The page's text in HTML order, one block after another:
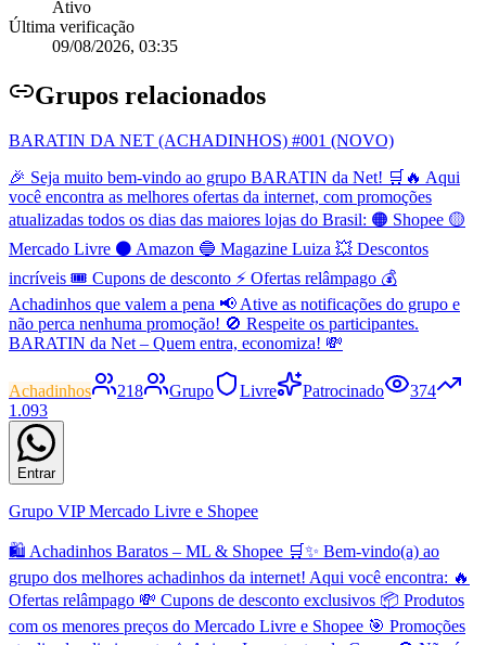
Ativo
Última verificação
09/08/2026, 03:35
Grupos relacionados
BARATIN DA NET (ACHADINHOS) #001 (NOVO)
🎉 Seja muito bem-vindo ao grupo BARATIN da Net! 🛒🔥 Aqui
você encontra as melhores ofertas da internet, com promoções
atualizadas todos os dias das maiores lojas do Brasil: 🟠 Shopee 🟡
Mercado Livre ⚫ Amazon 🔵 Magazine Luiza 💥 Descontos
incríveis 🎟️ Cupons de desconto ⚡ Ofertas relâmpago 💰
Achadinhos que valem a pena 📢 Ative as notificações do grupo e
não perca nenhuma promoção! 🚫 Respeite os participantes.
BARATIN da Net – Quem entra, economiza! 💸
Achadinhos 218 Grupo Livre Patrocinado
374
1.093
Entrar
Grupo VIP Mercado Livre e Shopee
🛍️ Achadinhos Baratos – ML & Shopee 🛒✨ Bem-vindo(a) ao
grupo dos melhores achadinhos da internet! Aqui você encontra: 🔥
Ofertas relâmpago 💸 Cupons de desconto exclusivos 📦 Produtos
com os menores preços do Mercado Livre e Shopee 🎯 Promoções